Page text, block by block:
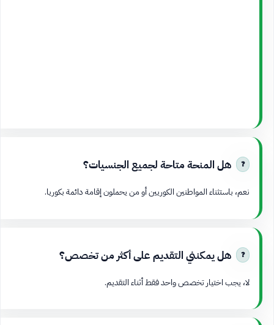
هل المنحة متاحة لجميع الجنسيات؟
نعم، باستثناء المواطنين الكوريين أو من يحملون إقامة دائمة بكوريا.
هل يمكنني التقديم على أكثر من تخصص؟
لا، يجب اختيار تخصص واحد فقط أثناء التقديم.